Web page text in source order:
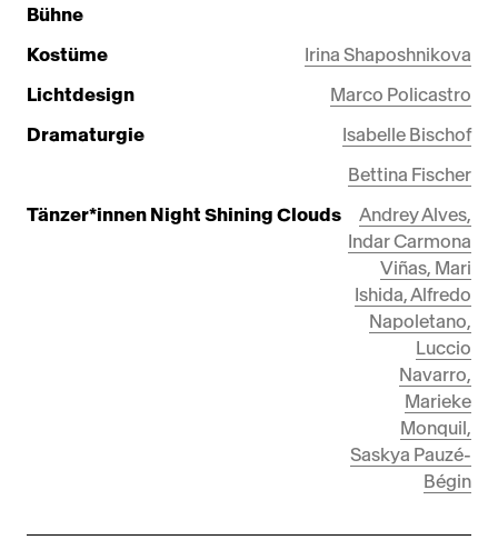
Bühne
Kostüme
Irina Shaposhnikova
Lichtdesign
Marco Policastro
Dramaturgie
Isabelle Bischof
Bettina Fischer
Tänzer*innen Night Shining Clouds
Andrey Alves,
Indar Carmona
Viñas, Mari
Ishida, Alfredo
Napoletano,
Luccio
Navarro,
Marieke
Monquil,
Saskya Pauzé-
Bégin